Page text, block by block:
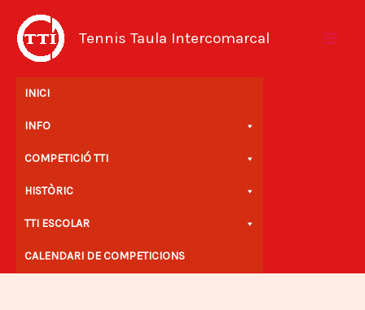
contingut
Tennis Taula Intercomarcal
INICI
INFO
COMPETICIÓ TTI
HISTÒRIC
TTI ESCOLAR
CALENDARI DE COMPETICIONS